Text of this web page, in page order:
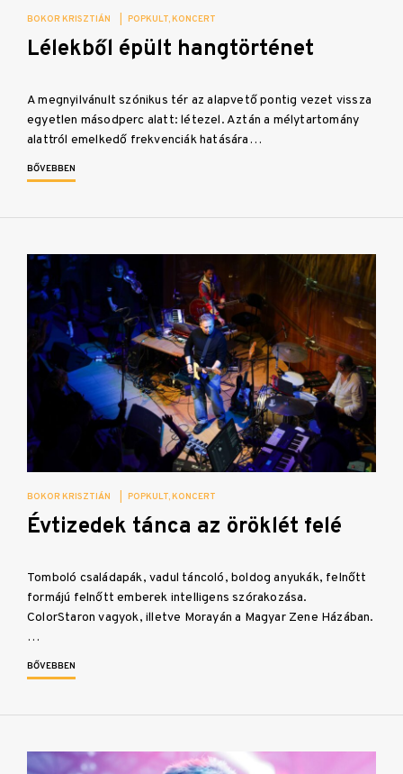
BOKOR KRISZTIÁN POPKULT KONCERT
Lélekből épült hangtörténet
A megnyilvánult szónikus tér az alapvető pontig vezet vissza
egyetlen másodperc alatt: létezel. Aztán a mélytartomány
alattról emelkedő frekvenciák hatására…
BŐVEBBEN
BOKOR KRISZTIÁN POPKULT KONCERT
Évtizedek tánca az öröklét felé
Tomboló családapák, vadul táncoló, boldog anyukák, felnőtt
formájú felnőtt emberek intelligens szórakozása.
ColorStaron vagyok, illetve Morayán a Magyar Zene Házában.
…
BŐVEBBEN